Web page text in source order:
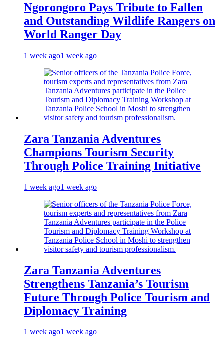
Ngorongoro Pays Tribute to Fallen
and Outstanding Wildlife Rangers on
World Ranger Day
1 week ago1 week ago
Zara Tanzania Adventures
Champions Tourism Security
Through Police Training Initiative
1 week ago1 week ago
Zara Tanzania Adventures
Strengthens Tanzania’s Tourism
Future Through Police Tourism and
Diplomacy Training
1 week ago1 week ago